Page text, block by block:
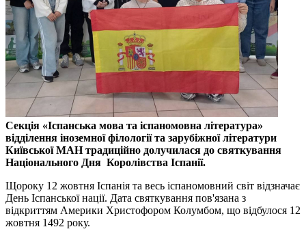
Секція «Іспанська мова та іспаномовна література»
відділення іноземної філології та зарубіжної літератури
Київської МАН традиційно долучилася до святкування
Національного Дня Королівства Іспанії.
Щороку 12 жовтня Іспанія та весь іспаномовний світ відзначає
День Іспанської нації. Дата святкування пов'язана з
відкриттям Америки Христофором Колумбом, що відбулося 12
жовтня 1492 року.